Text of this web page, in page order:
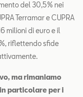
del 30,5% nei
Terramar e CUPRA
milioni di euro e il
riflettendo sfide
ma rimaniamo
particolare per i